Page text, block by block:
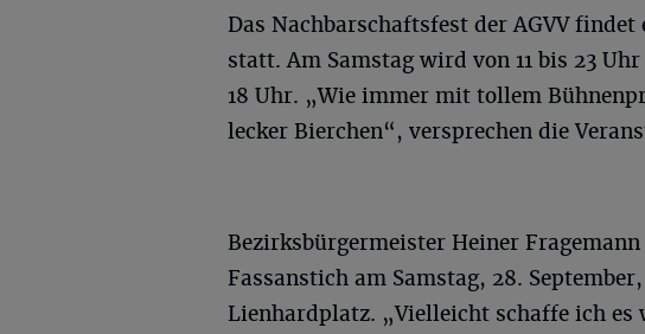
Das Nachbarschaftsfest der AGVV
statt. Am Samstag wird von 11 bis 23
18 Uhr. „Wie immer mit tollem
lecker Bierchen“, versprechen die
Bezirksbürgermeister Heiner
Fassanstich am Samstag, 28.
Lienhardplatz. „Vielleicht schaffe ich